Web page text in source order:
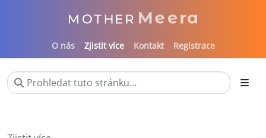
O nás Zjistit více Kontakt Registrace